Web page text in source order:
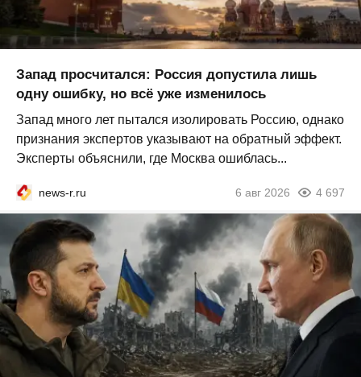
Запад просчитался: Россия допустила лишь
одну ошибку, но всё уже изменилось
Запад много лет пытался изолировать Россию, однако
признания экспертов указывают на обратный эффект.
Эксперты объяснили, где Москва ошиблась...
news-r.ru 6 авг 2026 4 697